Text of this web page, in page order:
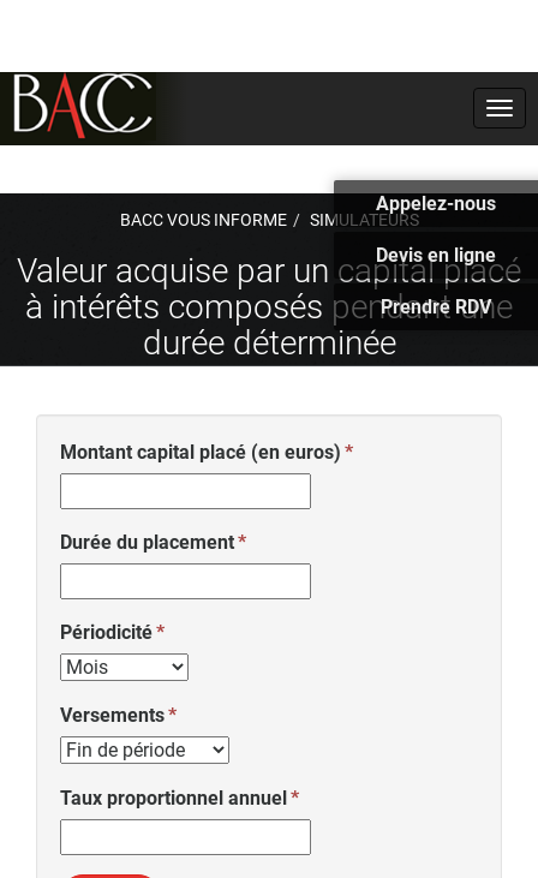
BACC VOUS INFORME SIMULATEURS
Appelez-nous
Devis en ligne
Prendre RDV
Valeur acquise par un capital placé
à intérêts composés pendant une
durée déterminée
Montant capital placé (en euros)
Durée du placement
Périodicité
Versements
Taux proportionnel annuel